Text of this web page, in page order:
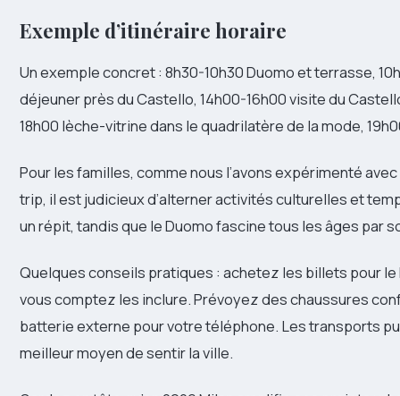
Exemple d’itinéraire horaire
Un exemple concret : 8h30-10h30 Duomo et terrasse,
déjeuner près du Castello, 14h00-16h00 visite du
18h00 lèche-vitrine dans le quadrilatère de la mode,
Pour les familles, comme nous l’avons expérimenté
trip, il est judicieux d’alterner activités culturelles et
un répit, tandis que le Duomo fascine tous les âges par
Quelques conseils pratiques : achetez les billets pour le
vous comptez les inclure. Prévoyez des chaussures
batterie externe pour votre téléphone. Les transports
meilleur moyen de sentir la ville.